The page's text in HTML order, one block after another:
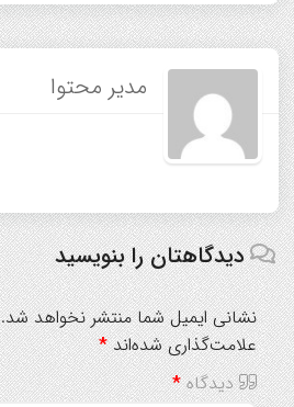
مدیر محتوا
دیدگاهتان را بنویسید
نشانی ایمیل شما منتشر نخواهد شد.
علامت‌گذاری شده‌اند*
دیدگاه*